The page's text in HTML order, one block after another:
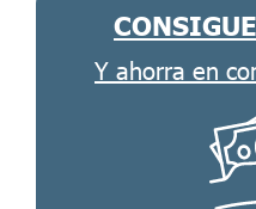
Y ahorra en